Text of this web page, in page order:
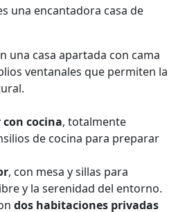
una encantadora casa de
una casa apartada con cama
ventanales que permiten la
con cocina, totalmente
de cocina para preparar
, con mesa y sillas para
y la serenidad del entorno.
dos habitaciones privadas